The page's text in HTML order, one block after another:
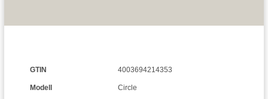
GTIN 4003694214353
Modell Circle